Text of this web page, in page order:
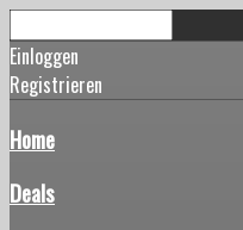
Einloggen
Registrieren
Home
Deals